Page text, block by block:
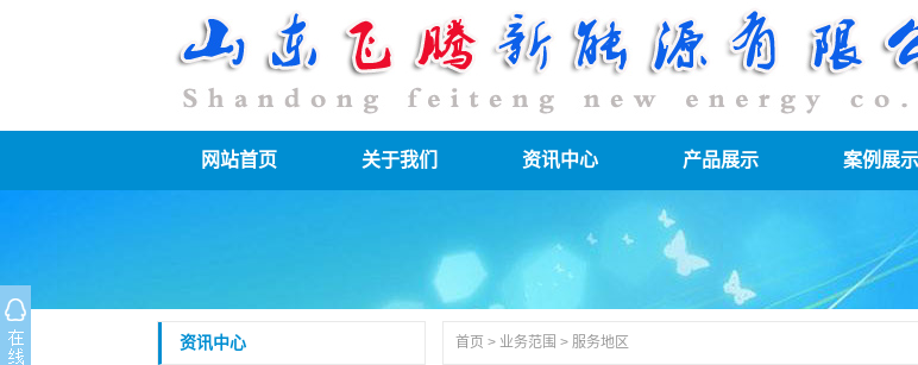
网站首页 关于我们 资讯中心 产品展示 案例展示
资讯中心 首页 > 业务范围 > 服务地区